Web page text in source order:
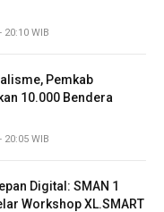
WIB
Pemkab
10.000 Bendera
WIB
Digital: SMAN 1
Workshop XL.SMART